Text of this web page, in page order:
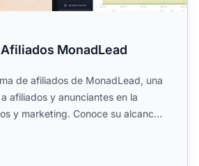
MonadLead
de afiliados de MonadLead, una
afiliados y anunciantes en la
y marketing. Conoce su alcance